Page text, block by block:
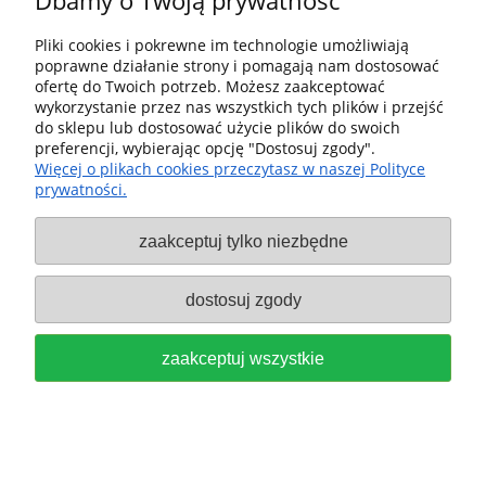
110,00 zł
do koszyka
Festool Przykładnica +
Przedłużenie FS-WA 577040 + FS-
WA-VL 577041
1 099,00 zł
do koszyka
Pliki cookies i pokrewne im technologie umożliwiają
poprawne działanie strony i pomagają nam dostosować
ofertę do Twoich potrzeb. Możesz zaakceptować
wykorzystanie przez nas wszystkich tych plików i przejść
do sklepu lub dostosować użycie plików do swoich
preferencji, wybierając opcję "Dostosuj zgody".
Więcej o plikach cookies przeczytasz w naszej Polityce
prywatności.
zaakceptuj tylko niezbędne
dostosuj zgody
zaakceptuj wszystkie